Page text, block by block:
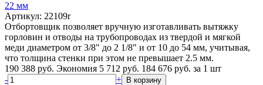
22 мм
Артикул: 22109r
Отбортовщик позволяет вручную изготавливать вытяжку
горловин и отводы на трубопроводах из твердой и мягкой
меди диаметром от 3/8" до 2 1/8" и от 10 до 54 мм, учитывая,
что толщина стенки при этом не превышает 2.5 мм.
190 388 руб. Экономия 5 712 руб. 184 676 руб. за 1 шт
-
+ В корзину